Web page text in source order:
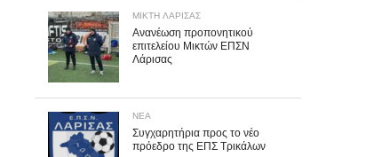
ΜΙΚΤΗ ΛΑΡΙΣΑΣ
Ανανέωση προπονητικού
επιτελείου Μικτών ΕΠΣΝ
Λάρισας
ΝΕΑ
Συγχαρητήρια προς το νέο
πρόεδρο της ΕΠΣ Τρικάλων